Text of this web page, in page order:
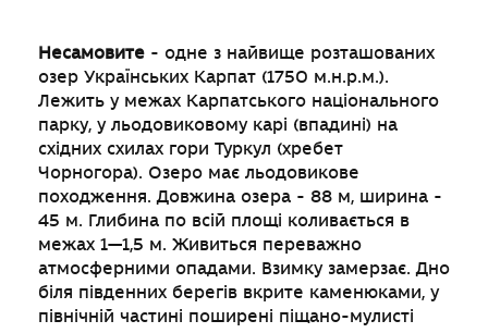
Несамовите - одне з найвище розташованих
озер Українських Карпат (1750 м.н.р.м.).
Лежить у межах Карпатського національного
парку, у льодовиковому карі (впадині) на
східних схилах гори Туркул (хребет
Чорногора). Озеро має льодовикове
походження. Довжина озера - 88 м, ширина -
45 м. Глибина по всій площі коливається в
межах 1—1,5 м. Живиться переважно
атмосферними опадами. Взимку замерзає. Дно
біля південних берегів вкрите каменюками, у
північній частині поширені піщано-мулисті